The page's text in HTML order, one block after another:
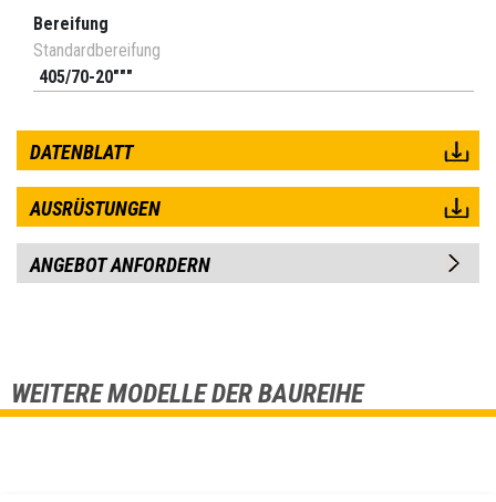
Bereifung
Standardbereifung
405/70-20"""
DATENBLATT
AUSRÜSTUNGEN
ANGEBOT ANFORDERN
WEITERE MODELLE DER BAUREIHE